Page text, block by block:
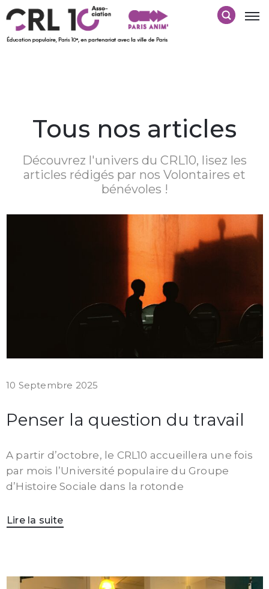
Tous nos articles
Découvrez l'univers du CRL10, lisez les
articles rédigés par nos Volontaires et
bénévoles !
10 Septembre 2025
Penser la question du travail
A partir d’octobre, le CRL10 accueillera une fois
par mois l’Université populaire du Groupe
d’Histoire Sociale dans la rotonde
Lire la suite